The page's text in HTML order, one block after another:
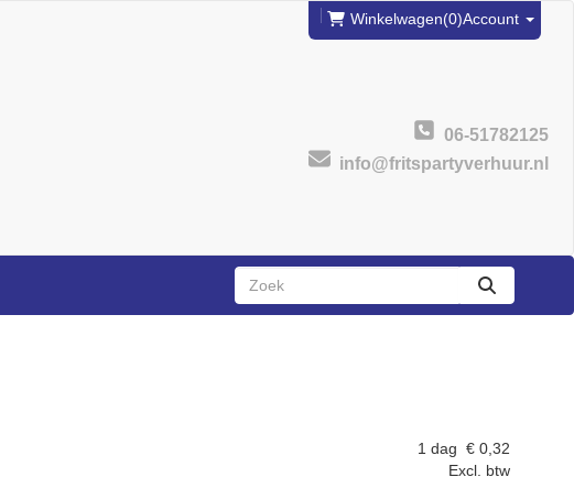
Winkelwagen(0)Account
06-51782125
info@fritspartyverhuur.nl
zoeken
1 dag € 0,32
Excl. btw